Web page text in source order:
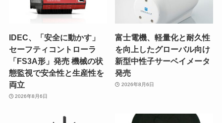
IDEC、「安全に動かす」
セーフティコントローラ
「FS3A形」発売 機械の状
態監視で安全性と生産性を
両立
2026年8月6日
富士電機、軽量化と耐久性
を向上したグローバル向け
新型中性子サーベイメータ
発売
2026年8月6日